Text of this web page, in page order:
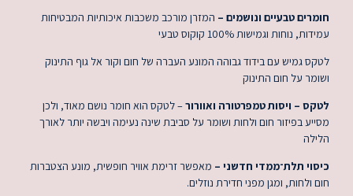
חומרים טבעיים ונושמים – המזרן מורכב משכבות איכותיות המבטיחות
עמידות, נוחות וגמישות 100% קוקוס טבעי
לטקס גמיש עם בידוד גבוהה המונע העברה של חום וקור אל גוף התינוק
ושומר על חום התינוק
לטקס – ויסות טמפרטורה ואוורור– לטקס הוא חומר נושם מאוד, ולכן
מסייע בפיזור חום ולחות ושומר על סביבת שינה נעימה ויבשה יותר לאורך
הלילה
כיסוי תלת־ממדי חדשני – מאפשר זרימת אוויר חופשית, מונע הצטברות
חום ולחות, ומגן מפני חדירת נוזלים.